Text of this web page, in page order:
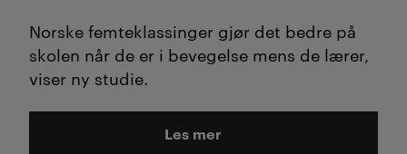
Norske femteklassinger gjør det bedre på
skolen når de er i bevegelse mens de lærer,
viser ny studie.
Les mer